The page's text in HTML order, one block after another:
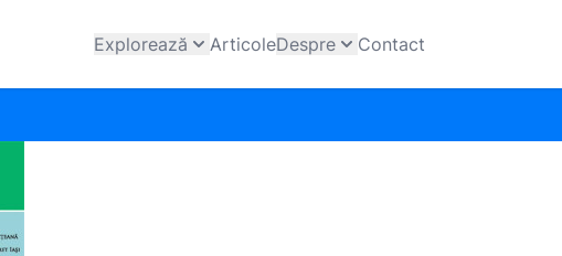
Explorează ArticoleDespre Contact